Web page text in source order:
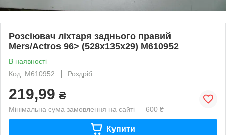
Розсіювач ліхтаря заднього правий
Mers/Actros 96> (528x135x29) M610952
В наявності
Код: M610952
Роздріб
219,99 ₴
Мінімальна сума замовлення на сайті — 600 ₴
Купити